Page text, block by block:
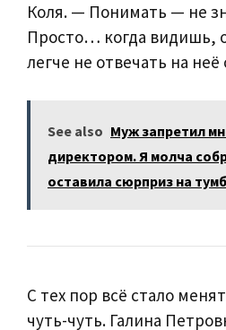
Коля. — Понимать — не
Просто… когда видишь,
легче не отвечать на
See also Муж запретил
директором. Я молча
оставила сюрприз на
С тех пор всё стало
чуть-чуть. Галина